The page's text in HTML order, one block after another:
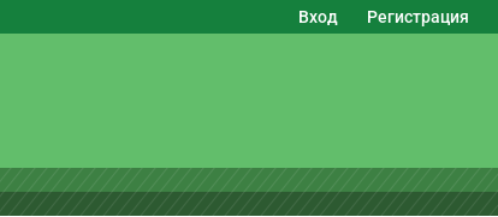
Вход Регистрация